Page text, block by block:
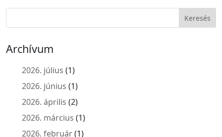
Archívum
2026. július (1)
2026. június (1)
2026. április (2)
2026. március (1)
2026. február(1)